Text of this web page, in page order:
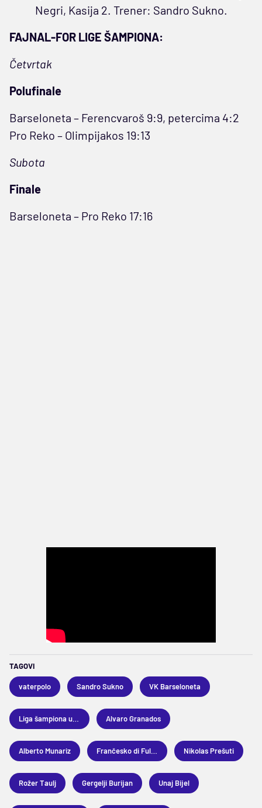
Negri, Kasija 2. Trener: Sandro Sukno.
FAJNAL-FOR LIGE ŠAMPIONA:
Četvrtak
Polufinale
Barseloneta – Ferencvaroš 9:9, petercima 4:2
Pro Reko – Olimpijakos 19:13
Subota
Finale
Barseloneta – Pro Reko 17:16
TAGOVI
vaterpolo Sandro Sukno VK Barseloneta
Alvaro Granados
Alberto Munariz Nikolas Prešuti
Rožer Taulj Gergelji Burijan Unaj Bijel